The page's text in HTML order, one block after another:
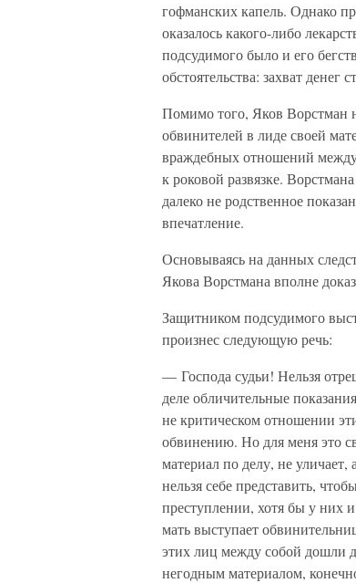
гофманских капель. Однако
оказалось какого-либо
подсудимого было и его
обстоятельства: захват денег
Помимо того, Яков Ворстман
обвинителей в лиде своей
враждебных отношений
к роковой развязке.
далеко не родственное
впечатление.
Основываясь на данных
Якова Ворстмана вполне
Защитником подсудимого
произнес следующую речь:
— Господа судьи! Нельзя
деле обличительные
не критическом отношении
обвинению. Но для меня это
материал по делу, не
нельзя себе представить,
преступлении, хотя бы у них
мать выступает
этих лиц между собой дошли
негодным материалом,